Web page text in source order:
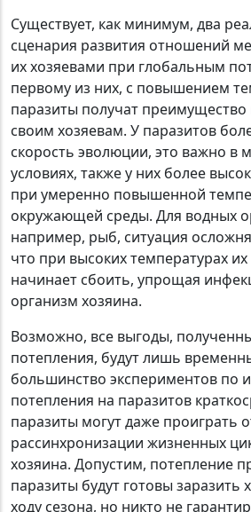
Существует, как минимум, два
сценария развития отношений
их хозяевами при глобальным
первому из них, с повышением
паразиты получат
своим хозяевам. У паразитов
скорость эволюции, это важно в
условиях, также у них более
при умеренно повышенной
окружающей среды. Для водных
например, рыб, ситуация
что при высоких температурах
начинает сбоить, упрощая
организм хозяина.
Возможно, все выгоды,
потепления, будут лишь
большинство экспериментов по
потепления на паразитов
паразиты могут даже проиграть
рассинхронизации жизненных
хозяина. Допустим, потепление
паразиты будут готовы
ходу сезона, но никто не